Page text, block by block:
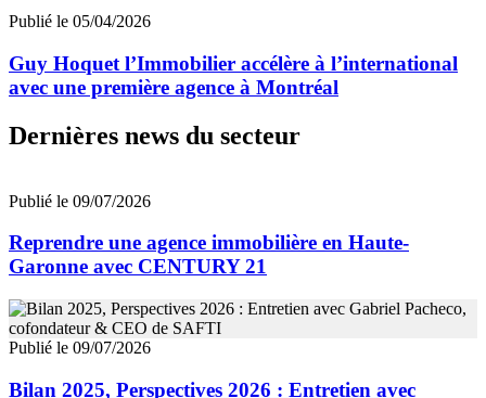
Publié le 05/04/2026
Guy Hoquet l’Immobilier accélère à l’international
avec une première agence à Montréal
Dernières news du secteur
Publié le 09/07/2026
Reprendre une agence immobilière en Haute-
Garonne avec CENTURY 21
Publié le 09/07/2026
Bilan 2025, Perspectives 2026 : Entretien avec